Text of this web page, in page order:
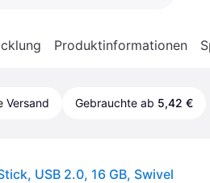
Produktinformationen
Versand Gebrauchte ab 5,42 €
USB 2.0, 16 GB, Swivel